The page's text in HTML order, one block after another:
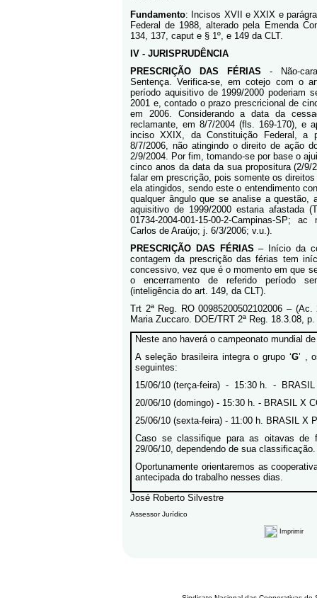
Fundamento: Incisos XVII e XXIX e
Federal de 1988, alterado pela Emenda
134, 137, caput e § 1º, e 149 da CLT.
IV - JURISPRUDÊNCIA
PRESCRIÇÃO DAS FÉRIAS - Não-
Sentença. Verifica-se, em cotejo com o
período aquisitivo de 1999/2000 poderiam
2001 e, contado o prazo prescricional de
em 2006. Considerando a data da
reclamante, em 8/7/2004 (fls. 169-170), e
inciso XXIX, da Constituição Federal, a
8/7/2006, não atingindo o direito de ação
2/9/2004. Por fim, tomando-se por base o
cinco anos da data da sua propositura (2/9/
falar em prescrição, pois somente os
ela atingidos, sendo este o entendimento
qualquer ângulo que se analise a questão,
aquisitivo de 1999/2000 estaria afastada
01734-2004-001-15-00-2-Campinas-SP;
Carlos de Araújo; j. 6/3/2006; v.u.).
PRESCRIÇÃO DAS FÉRIAS – Início da
contagem da prescrição das férias tem
concessivo, vez que é o momento em que
o encerramento de referido período
(inteligência do art. 149, da CLT).
Trt 2ª Reg. RO 00985200502102006 – (Ac.
Maria Zuccaro. DOE/TRT 2ª Reg. 18.3.08,
Neste ano haverá o campeonato mundial
A seleção brasileira integra o grupo ‘G’ ,
seguintes:
15/06/10 (terça-feira) - 15:30 h. -
20/06/10 (domingo) - 15:30 h. - BRASIL X
25/06/10 (sexta-feira) - 11:00 h. BRASIL X
Caso se classifique para as oitavas de
29/06/10, dependendo de sua classificação.
Oportunamente orientaremos as
antecipada do trabalho nesses dias.
José Roberto
Assessor Jurídico
Imprimir